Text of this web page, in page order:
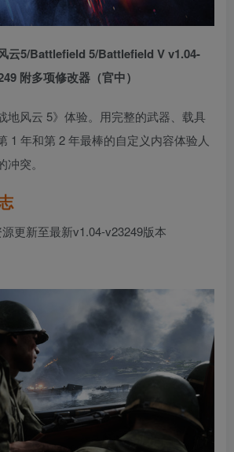
云5/Battlefield 5/Battlefield V v1.04-
附多项修改器（官中）
地风云 5》体验。用完整的武器、载具
1 年和第 2 年最棒的自定义内容体验人
突。
更新至最新v1.04-v23249版本